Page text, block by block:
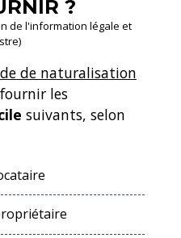
?
de l'information légale et
de naturalisation
les
suivants, selon